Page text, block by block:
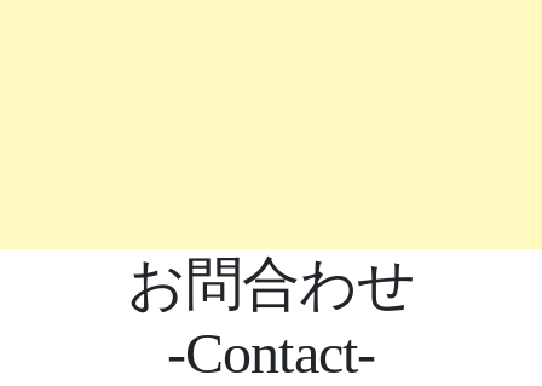
お問合わせ
-Contact-